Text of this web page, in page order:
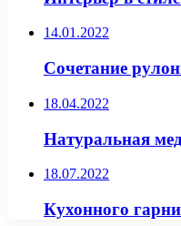
14.01.2022
Сочетание
18.04.2022
Натуральная
18.07.2022
Кухонного